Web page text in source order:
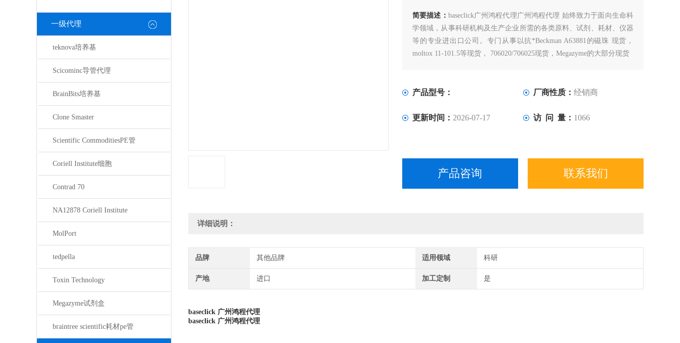
一级代理
teknova培养基
Scicominc导管代理
BrainBits培养基
Clone Smaster
Scientific CommoditiesPE管
Coriell Institute细胞
Contrad 70
NA12878 Coriell Institute
MolPort
tedpella
Toxin Technology
Megazyme试剂盒
braintree scientific耗材pe管
简要描述： baseclick广州鸿程代理广州鸿程代理 始终致力于面向生命科
学领域，从事科研机构及生产企业所需的各类原料、试剂、耗材、仪器
等的专业进出口公司。专门从事以抗*Beckman A63881的磁珠 现货，
moltox 11-101.5等现货， 706020/706025现货，Megazyme的大部分现货
产品型号： 厂商性质： 经销商
更新时间： 2026-07-17 访 问 量： 1066
产品咨询 联系我们
详细说明：
品牌 其他品牌 适用领域 科研
产地 进口 加工定制 是
baseclick 广州鸿程代理
baseclick 广州鸿程代理